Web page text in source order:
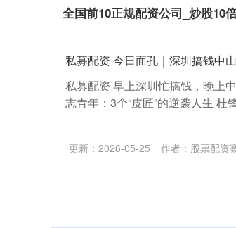
全国前10正规配资公司_炒股10
私募配资 今日面孔｜深圳搞钱中
私募配资 早上深圳忙搞钱，晚上
志青年：3个“皮匠”的逆袭人生 杜
更新：2026-05-25 作者：股票配资